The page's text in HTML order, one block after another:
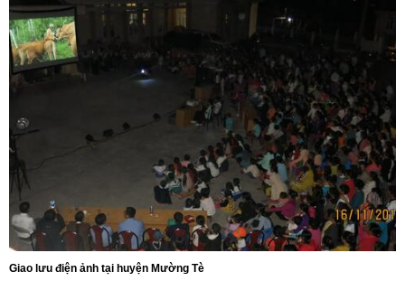
Giao lưu điện ảnh tại huyện Mường Tè